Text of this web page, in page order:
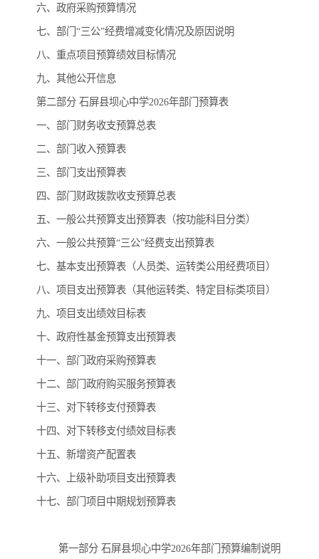
六、政府采购预算情况
七、部门“三公”经费增减变化情况及原因说明
八、重点项目预算绩效目标情况
九、其他公开信息
第二部分 石屏县坝心中学2026年部门预算表
一、部门财务收支预算总表
二、部门收入预算表
三、部门支出预算表
四、部门财政拨款收支预算总表
五、一般公共预算支出预算表（按功能科目分类）
六、一般公共预算“三公”经费支出预算表
七、基本支出预算表（人员类、运转类公用经费项目）
八、项目支出预算表（其他运转类、特定目标类项目）
九、项目支出绩效目标表
十、政府性基金预算支出预算表
十一、部门政府采购预算表
十二、部门政府购买服务预算表
十三、对下转移支付预算表
十四、对下转移支付绩效目标表
十五、新增资产配置表
十六、上级补助项目支出预算表
十七、部门项目中期规划预算表
第一部分 石屏县坝心中学2026年部门预算编制说明